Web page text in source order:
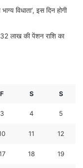
विधाता’, इस दिन होगी
लाख की पेंशन राशि का
F S S
3 4 5
11 12
18 19